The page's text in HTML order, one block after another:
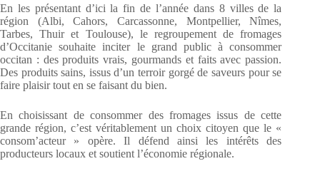
En les présentant d’ici la fin de l’année dans 8 villes de la
région (Albi, Cahors, Carcassonne, Montpellier, Nîmes,
Tarbes, Thuir et Toulouse), le regroupement de fromages
d’Occitanie souhaite inciter le grand public à consommer
occitan : des produits vrais, gourmands et faits avec passion.
Des produits sains, issus d’un terroir gorgé de saveurs pour se
faire plaisir tout en se faisant du bien.
En choisissant de consommer des fromages issus de cette
grande région, c’est véritablement un choix citoyen que le «
consom’acteur » opère. Il défend ainsi les intérêts des
producteurs locaux et soutient l’économie régionale.